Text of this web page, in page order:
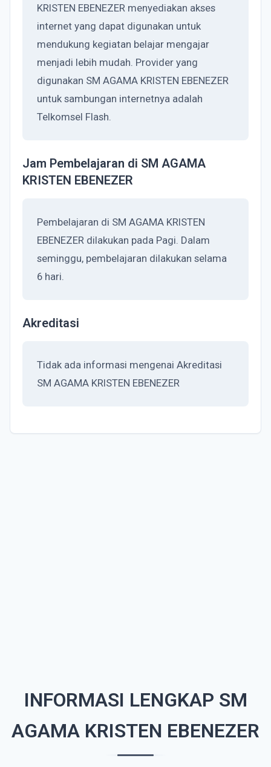
KRISTEN EBENEZER menyediakan akses
internet yang dapat digunakan untuk
mendukung kegiatan belajar mengajar
menjadi lebih mudah. Provider yang
digunakan SM AGAMA KRISTEN EBENEZER
untuk sambungan internetnya adalah
Telkomsel Flash.
Jam Pembelajaran di SM AGAMA
KRISTEN EBENEZER
Pembelajaran di SM AGAMA KRISTEN
EBENEZER dilakukan pada Pagi. Dalam
seminggu, pembelajaran dilakukan selama
6 hari.
Akreditasi
Tidak ada informasi mengenai Akreditasi
SM AGAMA KRISTEN EBENEZER
INFORMASI LENGKAP SM
AGAMA KRISTEN EBENEZER